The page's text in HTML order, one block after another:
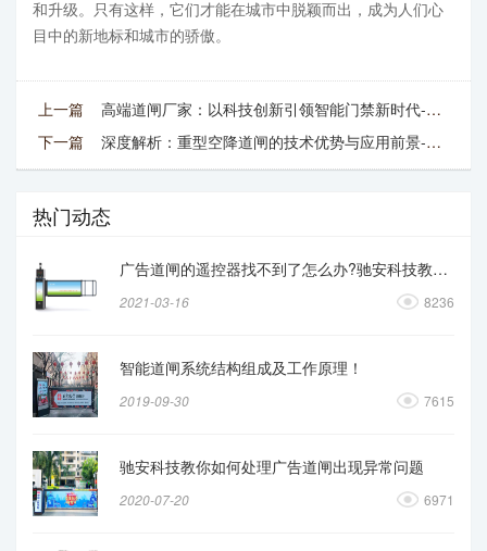
和升级。只有这样，它们才能在城市中脱颖而出，成为人们心
目中的新地标和城市的骄傲。
上一篇 高端道闸厂家：以科技创新引领智能门禁新时代-驰安科技
下一篇 深度解析：重型空降道闸的技术优势与应用前景-驰安科技
热门动态
广告道闸的遥控器找不到了怎么办?驰安科技教你操作
2021-03-16 8236
智能道闸系统结构组成及工作原理！
2019-09-30 7615
驰安科技教你如何处理广告道闸出现异常问题
2020-07-20 6971